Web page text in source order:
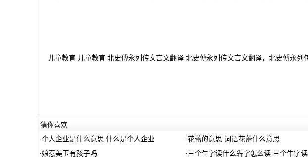
儿童教育 儿童教育 北史傅永列传文言文翻译 北史傅永列传文言文翻译，北史傅永列
猜你喜欢
·个人企业是什么意思 什么是个人企业 ·花蕾的意思 词语花蕾什么意思
·娘惹美玉有孩子吗 · 三个牛字读什么犇字怎么读 三个牛字读